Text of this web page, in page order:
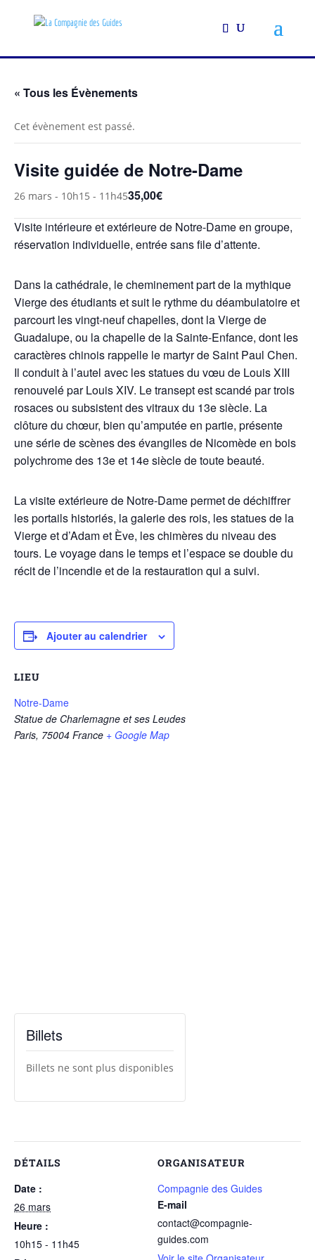
« Tous les Évènements
Cet évènement est passé.
Visite guidée de Notre-Dame
26 mars - 10h15 - 11h4535,00€
Visite intérieure et extérieure de Notre-Dame en groupe,
réservation individuelle, entrée sans file d’attente.
Dans la cathédrale, le cheminement part de la mythique
Vierge des étudiants et suit le rythme du déambulatoire et
parcourt les vingt-neuf chapelles, dont la Vierge de
Guadalupe, ou la chapelle de la Sainte-Enfance, dont les
caractères chinois rappelle le martyr de Saint Paul Chen.
Il conduit à l’autel avec les statues du vœu de Louis XIII
renouvelé par Louis XIV. Le transept est scandé par trois
rosaces ou subsistent des vitraux du 13e siècle. La
clôture du chœur, bien qu’amputée en partie, présente
une série de scènes des évangiles de Nicomède en bois
polychrome des 13e et 14e siècle de toute beauté.
La visite extérieure de Notre-Dame permet de déchiffrer
les portails historiés, la galerie des rois, les statues de la
Vierge et d’Adam et Ève, les chimères du niveau des
tours. Le voyage dans le temps et l’espace se double du
récit de l’incendie et de la restauration qui a suivi.
Ajouter au calendrier
DÉTAILS
Date :
26 mars
Heure :
10h15 - 11h45
ORGANISATEUR
Compagnie des Guides
E-mail
contact@compagnie-
guides.com
LIEU
Notre-Dame
Statue de Charlemagne et ses Leudes
Paris, 75004 France + Google Map
Billets
Billets ne sont plus disponibles